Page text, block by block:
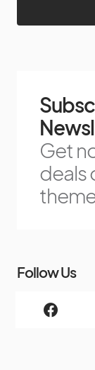
Get
deals
Follow Us